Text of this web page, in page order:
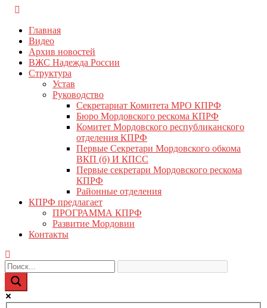
Перейти
содержимому
Главная
Видео
Архив новостей
ВЖС Надежда России
Структура
Устав
Руководство
Секретариат Комитета МРО КПРФ
Бюро Мордовского рескома КПРФ
Комитет Мордовского республиканского
отделения КПРФ
Первые Секретари Мордовского обкома
ВКП (б) И КПСС
Первые секретари Мордовского рескома
КПРФ
Районные отделения
КПРФ предлагает
ПРОГРАММА КПРФ
Развитие Мордовии
Контакты